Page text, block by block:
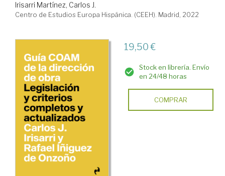
Irisarri Martínez, Carlos J.
Centro de Estudios Europa Hispánica. (CEEH). Madrid, 2022
19,50 €
Stock en librería. Envío
en 24/48 horas
COMPRAR